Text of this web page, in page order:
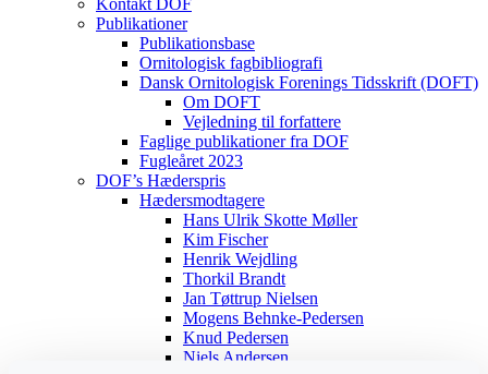
Kontakt DOF
Publikationer
Publikationsbase
Ornitologisk fagbibliografi
Dansk Ornitologisk Forenings Tidsskrift (DOFT)
Om DOFT
Vejledning til forfattere
Faglige publikationer fra DOF
Fugleåret 2023
DOF’s Hæderspris
Hædersmodtagere
Hans Ulrik Skotte Møller
Kim Fischer
Henrik Wejdling
Thorkil Brandt
Jan Tøttrup Nielsen
Mogens Behnke-Pedersen
Knud Pedersen
Niels Andersen